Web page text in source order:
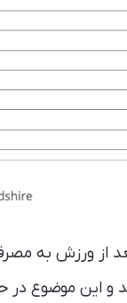
از ورزش به
و این موضوع در